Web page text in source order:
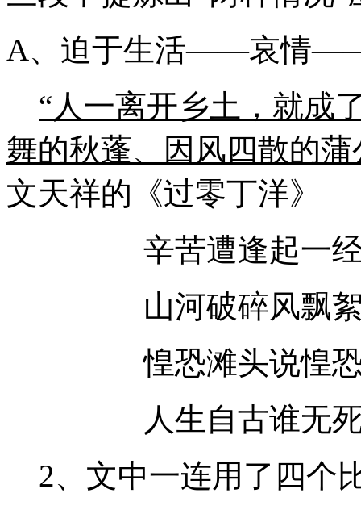
A、迫于生活——哀情
“人一离开乡土，就成
舞的秋蓬、因风四散的蒲
文天祥的《过零丁洋》
辛苦遭逢起一
山河破碎风飘
惶恐滩头说惶
人生自古谁无
2、文中一连用了四个